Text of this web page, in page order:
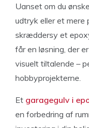
Uanset om du
udtryk eller et mere
skræddersy et
får en løsning, der
visuelt tiltalende –
hobbyprojekterne.
Et garagegulv i
en forbedring af